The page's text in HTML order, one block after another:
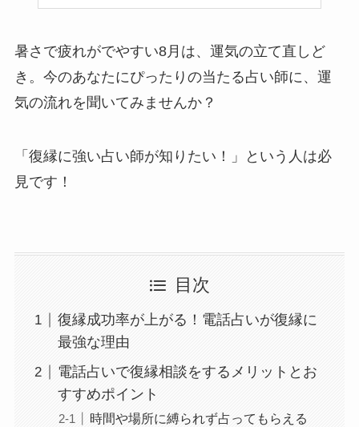
暑さで疲れがでやすい8月は、運気の立て直しど
き。今のあなたにぴったりの当たる占い師に、運
気の流れを聞いてみませんか？
「復縁に強い占い師が知りたい！」という人は必
見です！
目次
復縁成功率が上がる！電話占いが復縁に
最強な理由
電話占いで復縁相談をするメリットとお
すすめポイント
時間や場所に縛られず占ってもらえる